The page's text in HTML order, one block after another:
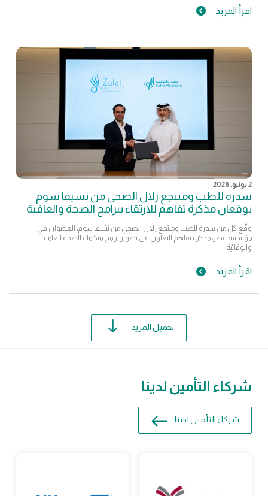
اقرأ المزيد
2 يونيو, 2026
سدرة للطب ومنتجع زلال الصحي من تشيفا سوم
يوقعان مذكرة تفاهم للارتقاء ببرامج الصحة والعافية
وقّع كل من سدرة للطب ومنتجع زلال الصحي من تشيفا سوم، العضوان في
مؤسسة قطر، مذكرة تفاهم للتعاون في تطوير برامج متكاملة للصحة العامة
والوقائية.
اقرأ المزيد
تحميل المزيد
شركاء التأمين لدينا
شركاء التأمين لدينا